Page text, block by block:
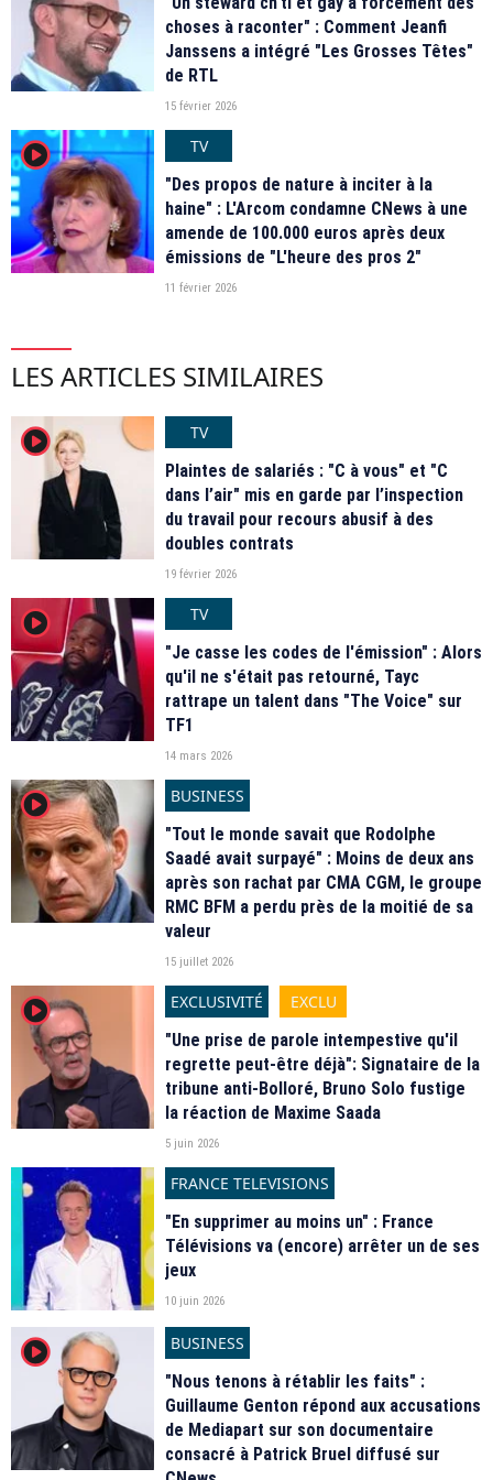
choses à raconter" : Comment Jeanfi
Janssens a intégré "Les Grosses Têtes"
de RTL
15 février 2026
player2
TV
"Des propos de nature à inciter à la
haine" : L'Arcom condamne CNews à une
amende de 100.000 euros après deux
émissions de "L'heure des pros 2"
11 février 2026
LES ARTICLES SIMILAIRES
player2
TV
Plaintes de salariés : "C à vous" et "C
dans l’air" mis en garde par l’inspection
du travail pour recours abusif à des
doubles contrats
19 février 2026
player2
TV
"Je casse les codes de l'émission" : Alors
qu'il ne s'était pas retourné, Tayc
rattrape un talent dans "The Voice" sur
TF1
14 mars 2026
player2
BUSINESS
"Tout le monde savait que Rodolphe
Saadé avait surpayé" : Moins de deux ans
après son rachat par CMA CGM, le groupe
RMC BFM a perdu près de la moitié de sa
valeur
15 juillet 2026
player2 EXCLUSIVITÉ
EXCLU
"Une prise de parole intempestive qu'il
regrette peut-être déjà": Signataire de la
tribune anti-Bolloré, Bruno Solo fustige
la réaction de Maxime Saada
5 juin 2026
FRANCE TELEVISIONS
"En supprimer au moins un" : France
Télévisions va (encore) arrêter un de ses
jeux
10 juin 2026
player2
BUSINESS
"Nous tenons à rétablir les faits" :
Guillaume Genton répond aux accusations
de Mediapart sur son documentaire
consacré à Patrick Bruel diffusé sur